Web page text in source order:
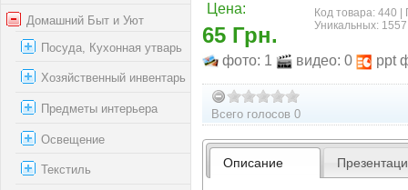
Домашний Быт и Уют
Посуда, Кухонная утварь
Хозяйственный инвентарь
Предметы интерьера
Освещение
Текстиль
Цена:
65 Грн.
Код товара: 440 |
Уникальных: 1557
фото: 1 видео: 0 ppt
Всего голосов 0
Описание